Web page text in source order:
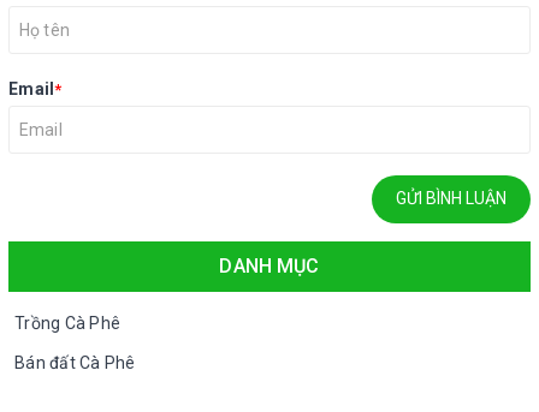
Email*
GỬI BÌNH LUẬN
DANH MỤC
Trồng Cà Phê
Bán đất Cà Phê